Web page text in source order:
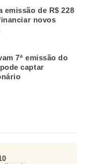
emissão de R$ 228
novos
7ª emissão do
captar